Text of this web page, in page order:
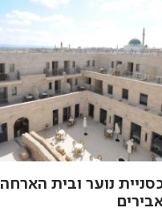
נוער ובית הארחה